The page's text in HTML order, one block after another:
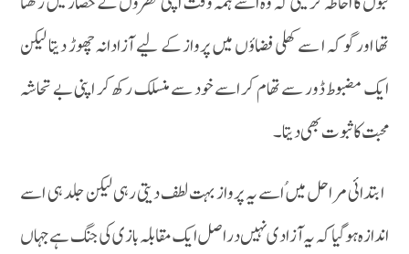
تھا اورگو کہ ا سے کھلی فضاؤں میں پرواز کے لیے آزادانہ چھوڑ دیتا لیکن
ایک مضبوط ڈور سے تھام کر اسے خود سے منسلک رکھ کر اپنی بے تحاشہ
محبت کا ثبوت بھی دیتا۔
ابتدائی مراحل میں ُاسے یہ پرواز بہت لطف دیتی رہی لیکن جلد ہی اسے
اندازہ ہوگیا کہ یہ آزادی نہیں دراصل ایک مقابلہ بازی کی جنگ ہے جہاں